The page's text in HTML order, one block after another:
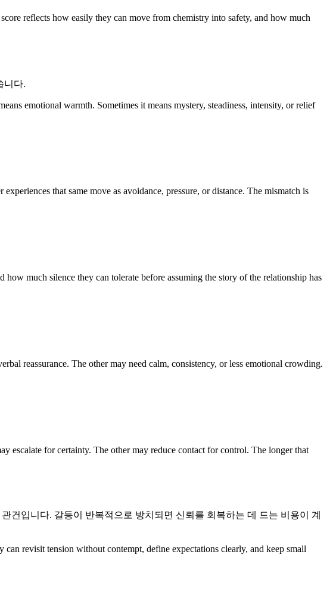
reflects how easily they can move from chemistry into safety, and how much
니다.
emotional warmth. Sometimes it means mystery, steadiness, intensity, or relief
that same move as avoidance, pressure, or distance. The mismatch is
much silence they can tolerate before assuming the story of the relationship has
reassurance. The other may need calm, consistency, or less emotional crowding.
escalate for certainty. The other may reduce contact for control. The longer that
건입니다. 갈등이 반복적으로 방치되면 신뢰를 회복하는 데 드는 비용이 계
revisit tension without contempt, define expectations clearly, and keep small